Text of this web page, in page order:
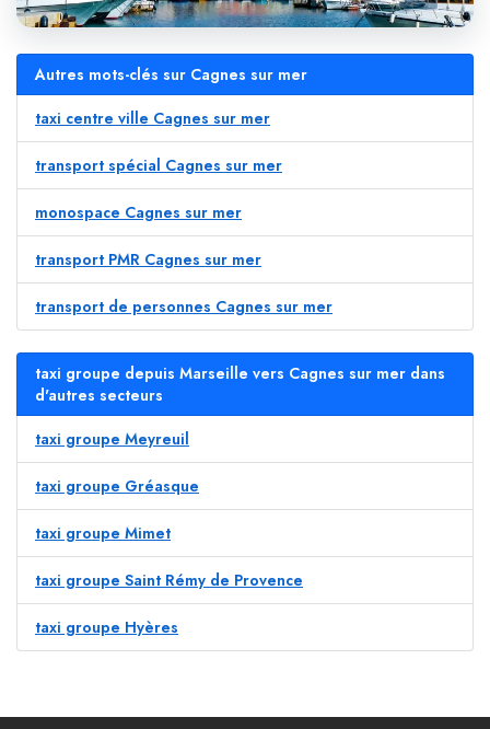
Autres mots-clés sur Cagnes sur mer
taxi centre ville Cagnes sur mer
transport spécial Cagnes sur mer
monospace Cagnes sur mer
transport PMR Cagnes sur mer
transport de personnes Cagnes sur mer
taxi groupe depuis Marseille vers Cagnes sur mer dans
d'autres secteurs
taxi groupe Meyreuil
taxi groupe Gréasque
taxi groupe Mimet
taxi groupe Saint Rémy de Provence
taxi groupe Hyères